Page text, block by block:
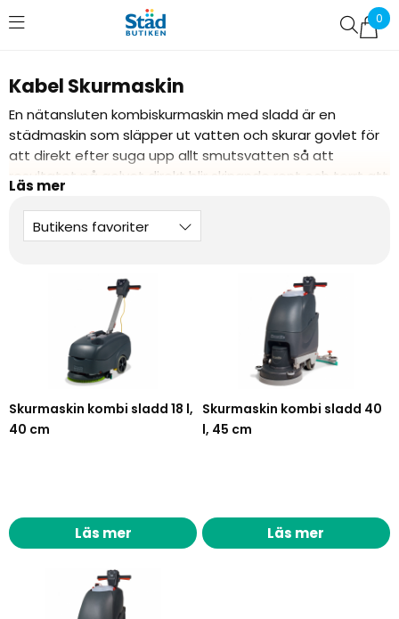
0
Favoriter (0)
Kabel Skurmaskin
En nätansluten kombiskurmaskin med sladd är en
städmaskin som släpper ut vatten och skurar govlet för
att direkt efter suga upp allt smutsvatten så att
resultatet på golvet direkt blir skinande rent och torrt att
gå på. Eftersom maskinerna har en separat
renvattentank och smutsvattentank skurar maskinen
endast med rent vatten (med rengöringsmedel vid
tank. Använder du en nätansluten kombiskurmaskin med
kabel för din städning blir resultatet mycket renare än
med traditionella metoder (t.ex moppning) samtidigt
som du har många ergonomiska vinster då
städmaskinskörning inte alls sliter lika mycket på kroppen
som manuell städning. En nätansluten kombiskurmaskin
har fördelen att den har obegränsad drifttid, men kräver
tillgång till el och att man har god uppsikt över sladden
Butikens favoriter
Skurmaskin kombi sladd 18 l,
40 cm
Läs mer
Skurmaskin kombi sladd 40
l, 45 cm
Läs mer